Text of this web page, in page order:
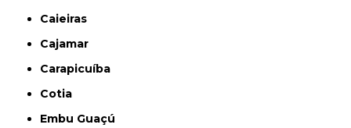
Caieiras
Cajamar
Carapicuíba
Cotia
Embu Guaçú